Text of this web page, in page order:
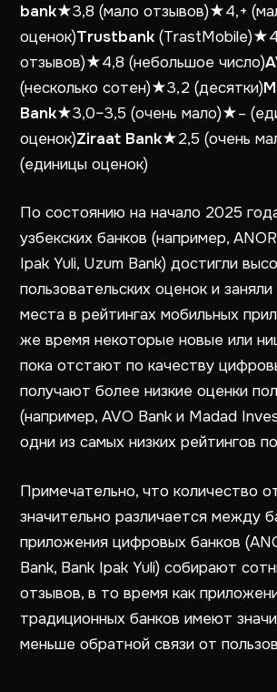
bank★3,8 (мало отзывов)★4,+
оценок)Trustbank
отзывов)★4,8 (небольшое число)
(несколько сотен)★3,2 (десятки)
Bank★3,0–3,5 (очень мало)★–
оценок)Ziraat Bank★2,5 (очень
(единицы оценок)
По состоянию на начало 2025
узбекских банков (например,
Ipak Yuli, Uzum Bank) достигли
пользовательских оценок и
места в рейтингах мобильных
же время некоторые новые или
пока отстают по качеству
получают более низкие оценки
(например, AVO Bank и Madad
одни из самых низких рейтингов
Примечательно, что количество
значительно различается между
приложения цифровых банков
Bank, Bank Ipak Yuli) собирают
отзывов, в то время как
традиционных банков имеют
меньше обратной связи от